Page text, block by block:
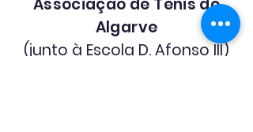
Associação de Ténis do
Algarve
(junto à Escola D. Afonso III)